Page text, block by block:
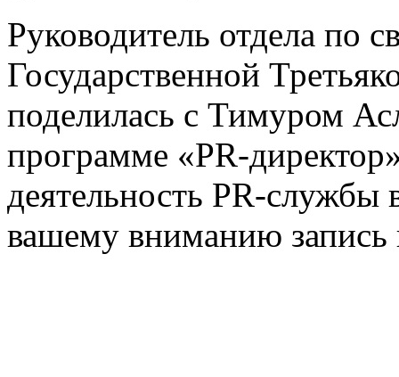
Руководитель отдела по
Государственной
поделилась с Тимуром
программе «PR-
деятельность PR-службы
вашему вниманию запись